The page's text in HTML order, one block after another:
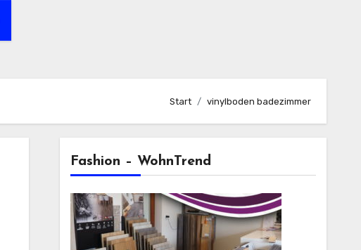
Start vinylboden badezimmer
Fashion – WohnTrend